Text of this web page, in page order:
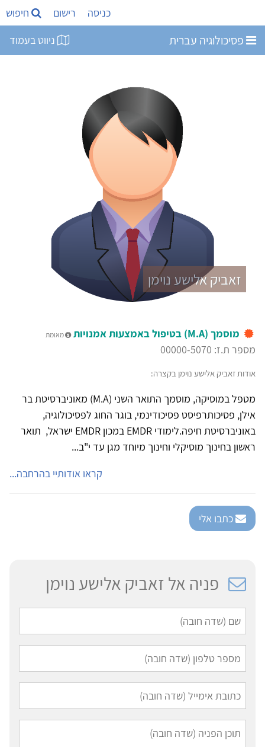
כניסה רישום חיפוש
פסיכולוגיה עברית ניווט בעמוד
זאביק אלישע נוימן
מוסמך (M.A) בטיפול באמצעות אמנויות מאומת
מספר ת.ז: 00000-5070
אודות זאביק אלישע נוימן בקצרה:
מטפל במוסיקה, מוסמך התואר השני (M.A) מאוניברסיטת בר
אילן, פסיכותרפיסט פסיכודינמי, בוגר החוג לפסיכולוגיה,
באוניברסיטת חיפה.לימודי EMDR במכון EMDR ישראל, תואר
ראשון בחינוך מוסיקלי וחינוך מיוחד מגן עד י"ב...
קראו אודותיי בהרחבה...
כתבו אלי
פניה אל זאביק אלישע נוימן